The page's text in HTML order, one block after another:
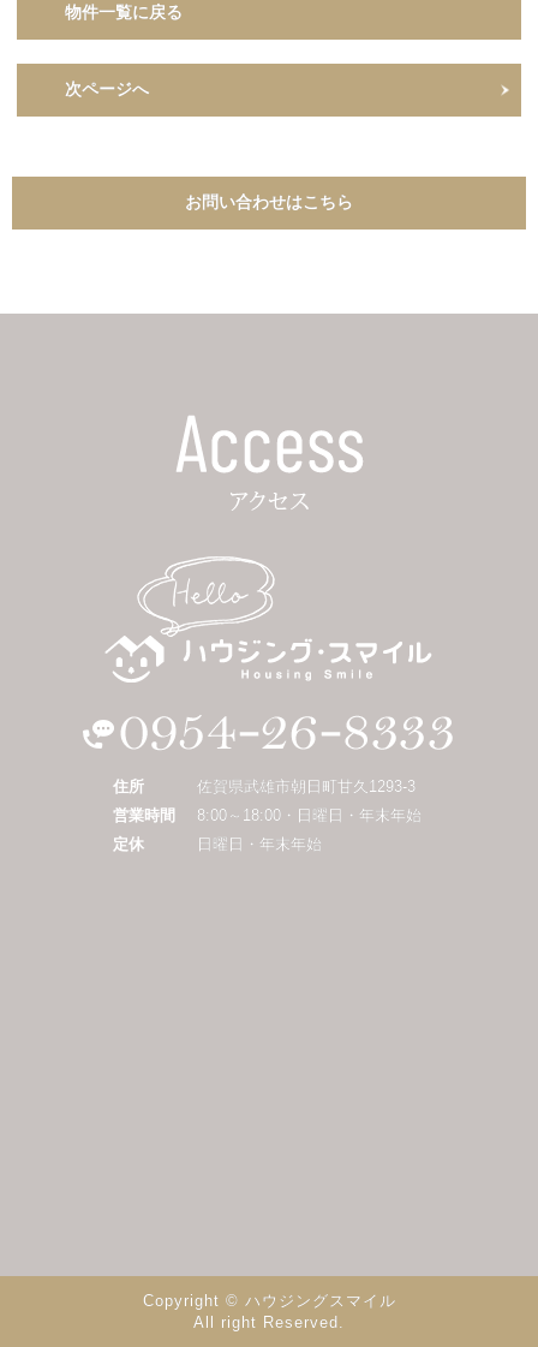
物件一覧に戻る
次ページへ
お問い合わせはこちら
住所
佐賀県武雄市朝日町甘久1293-3
営業時間
8:00～18:00・日曜日・年末年始
定休
日曜日・年末年始
Copyright © ハウジングスマイル
All right Reserved.